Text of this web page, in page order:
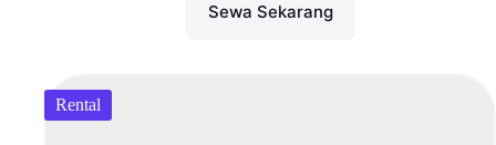
Sewa Sekarang
Rental